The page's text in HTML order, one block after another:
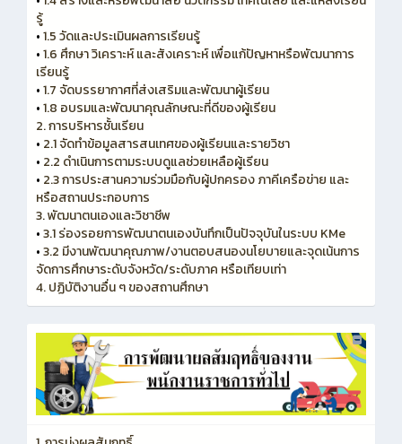
รู้
•1.5 วัดและประเมินผลการเรียนรู้
•1.6 ศึกษา วิเคราะห์ และสังเคราะห์ เพื่อแก้ปัญหาหรือพัฒนาการ
เรียนรู้
•1.7 จัดบรรยากาศที่ส่งเสริมและพัฒนาผู้เรียน
•1.8 อบรมและพัฒนาคุณลักษณะที่ดีของผู้เรียน
2. การบริหารชั้นเรียน
• 2.1 จัดทำข้อมูลสารสนเทศของผู้เรียนและรายวิชา
• 2.2 ดำเนินการตามระบบดูแลช่วยเหลือผู้เรียน
• 2.3 การประสานความร่วมมือกับผู้ปกครอง ภาคีเครือข่าย และ
หรือสถานประกอบการ
3. พัฒนาตนเองและวิชาชีพ
•3.1 ร่องรอยการพัฒนาตนเองบันทึกเป็นปัจจุบันในระบบ KMe
•3.2 มีงานพัฒนาคุณภาพ/งานตอบสนองนโยบายและจุดเน้นการ
จัดการศึกษาระดับจังหวัด/ระดับภาค หรือเทียบเท่า
4. ปฏิบัติงานอื่น ๆ ของสถานศึกษา